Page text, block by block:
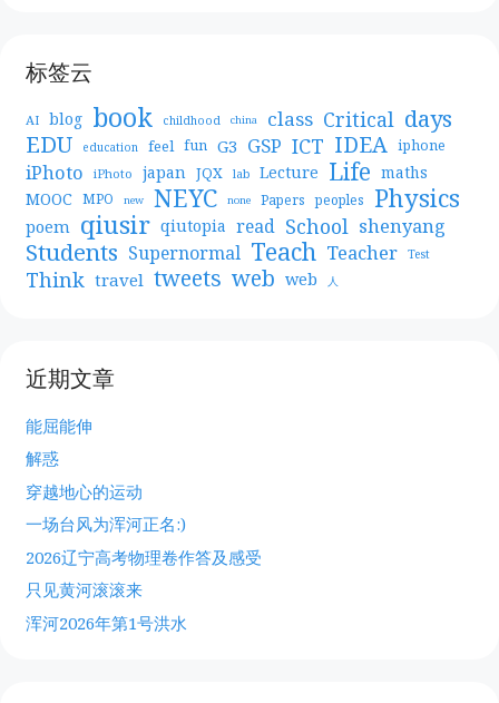
标签云
AI blog book childhood china class Critical days
EDU education feel fun G3 GSP ICT IDEA iphone
iPhoto iPhoto japan JQX lab Lecture Life maths
MOOC MPO new NEYC none Papers peoples Physics
poem qiusir qiutopia read School shenyang
Students Supernormal Teach Teacher Test
Think travel tweets web web 人
近期文章
能屈能伸
解惑
穿越地心的运动
一场台风为浑河正名:)
2026辽宁高考物理卷作答及感受
只见黄河滚滚来
浑河2026年第1号洪水